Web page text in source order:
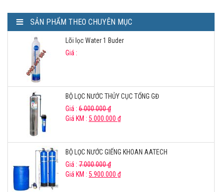
SẢN PHẨM THEO CHUYÊN MỤC
Lõi lọc Water 1 Buder
Giá :
BỘ LỌC NƯỚC THỦY CỤC TỔNG GĐ
Giá : 6.000.000₫
Giá KM : 5.000.000 ₫
BỘ LỌC NƯỚC GIẾNG KHOAN AATECH
Giá : 7.000.000₫
Giá KM : 5.900.000 ₫